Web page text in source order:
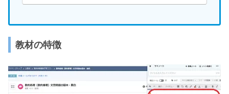
教材の特徴